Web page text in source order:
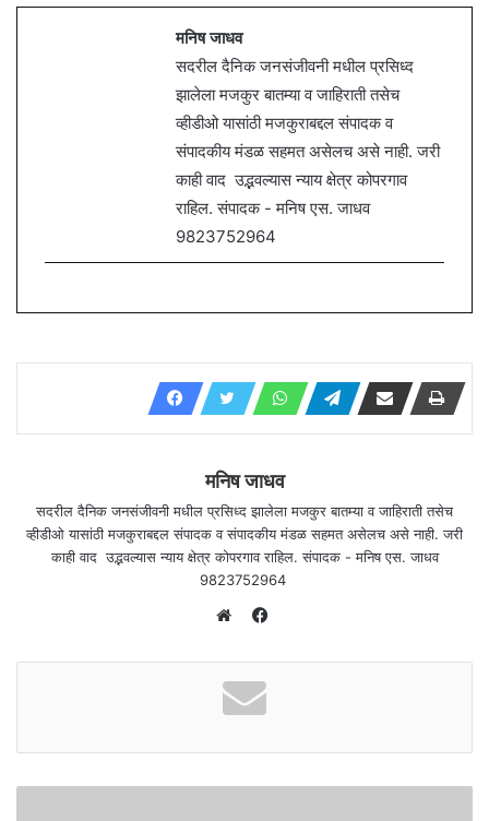
मनिष जाधव
सदरील दैनिक जनसंजीवनी मधील प्रसिध्द
झालेला मजकुर बातम्या व जाहिराती तसेच
व्हीडीओ यासांठी मजकुराबद्दल संपादक व
संपादकीय मंडळ सहमत असेलच असे नाही. जरी
काही वाद उद्भवल्यास न्याय क्षेत्र कोपरगाव
राहिल. संपादक - मनिष एस. जाधव
9823752964
मनिष जाधव
सदरील दैनिक जनसंजीवनी मधील प्रसिध्द झालेला मजकुर बातम्या व जाहिराती तसेच
व्हीडीओ यासांठी मजकुराबद्दल संपादक व संपादकीय मंडळ सहमत असेलच असे नाही. जरी
काही वाद उद्भवल्यास न्याय क्षेत्र कोपरगाव राहिल. संपादक - मनिष एस. जाधव
9823752964
e
b
s
i
c